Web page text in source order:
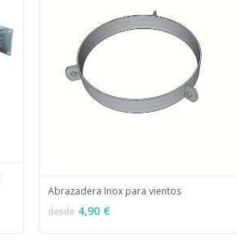
VER OPCIONES
Abrazadera Inox para vientos
desde 4,90 €